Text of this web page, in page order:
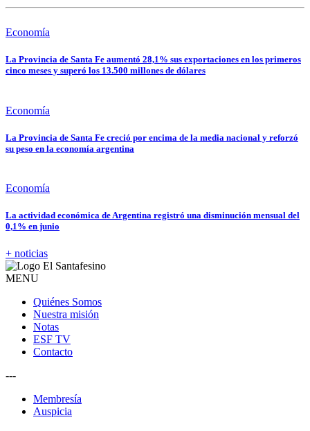
Economía
La Provincia de Santa Fe aumentó 28,1% sus exportaciones en los primeros
cinco meses y superó los 13.500 millones de dólares
Economía
La Provincia de Santa Fe creció por encima de la media nacional y reforzó
su peso en la economía argentina
Economía
La actividad económica de Argentina registró una disminución mensual del
0,1% en junio
+ noticias
MENU
Quiénes Somos
Nuestra misión
Notas
ESF TV
Contacto
---
Membresía
Auspicia